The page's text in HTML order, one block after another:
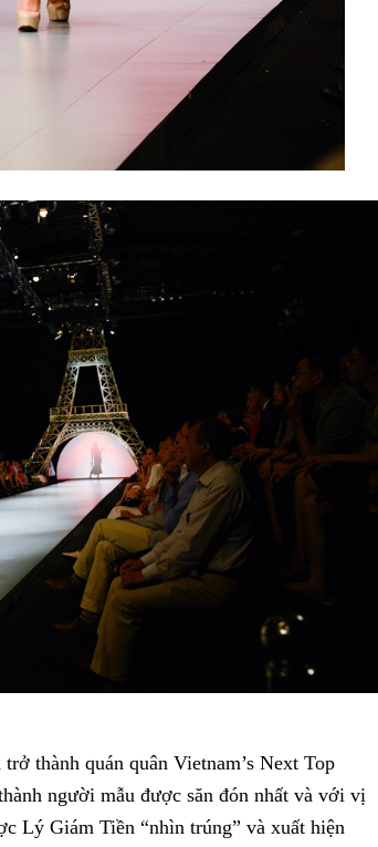
thành quán quân Vietnam’s Next Top
người mẫu được săn đón nhất và với vị
Lý Giám Tiền “nhìn trúng” và xuất hiện